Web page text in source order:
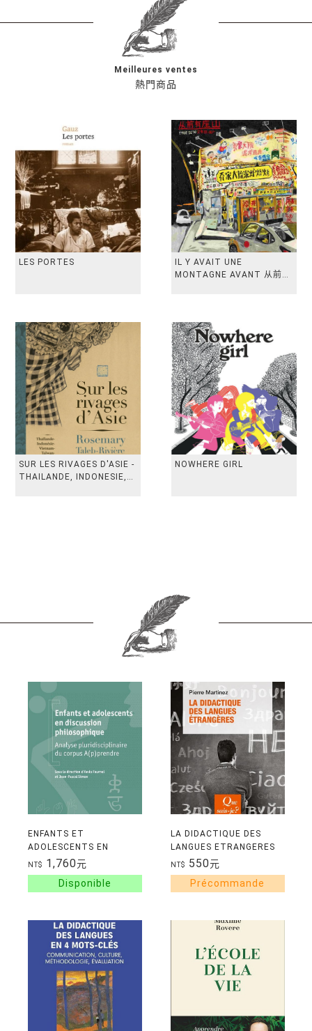
熱門商品
Meilleures ventes
LES PORTES
IL Y AVAIT UNE
MONTAGNE AVANT 从前有
SUR LES RIVAGES D'ASIE -
THAILANDE, INDONESIE,
NOWHERE GIRL
ENFANTS ET
ADOLESCENTS EN
DISCUSSION
PHILOSOPHIQUE -
ANALYSE
NT$ 1,760元
LA DIDACTIQUE DES
LANGUES ETRANGERES
NT$ 550元